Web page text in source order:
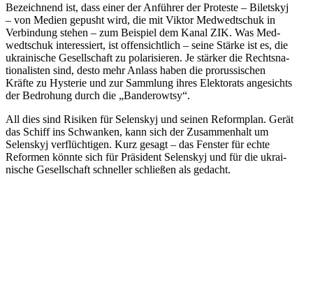
Bezeich­nend ist, dass einer der Anfüh­rer der Pro­teste – Biletskyj
– von Medien gepusht wird, die mit Viktor Med­wedt­schuk in
Ver­bin­dung stehen – zum Bei­spiel dem Kanal ZIK. Was Med­
wedt­schuk inter­es­siert, ist offen­sicht­lich – seine Stärke ist es, die
ukrai­ni­sche Gesell­schaft zu pola­ri­sie­ren. Je stärker die Rechts­na­
tio­na­lis­ten sind, desto mehr Anlass haben die pro­rus­si­schen
Kräfte zu Hys­te­rie und zur Samm­lung ihres Elek­to­rats ange­sichts
der Bedro­hung durch die „Ban­de­rowtsy“.
All dies sind Risiken für Selen­skyj und seinen Reform­plan. Gerät
das Schiff ins Schwan­ken, kann sich der Zusam­men­halt um
Selen­skyj ver­flüch­ti­gen. Kurz gesagt – das Fenster für echte
Refor­men könnte sich für Prä­si­dent Selen­skyj und für die ukrai­
ni­sche Gesell­schaft schnel­ler schlie­ßen als gedacht.